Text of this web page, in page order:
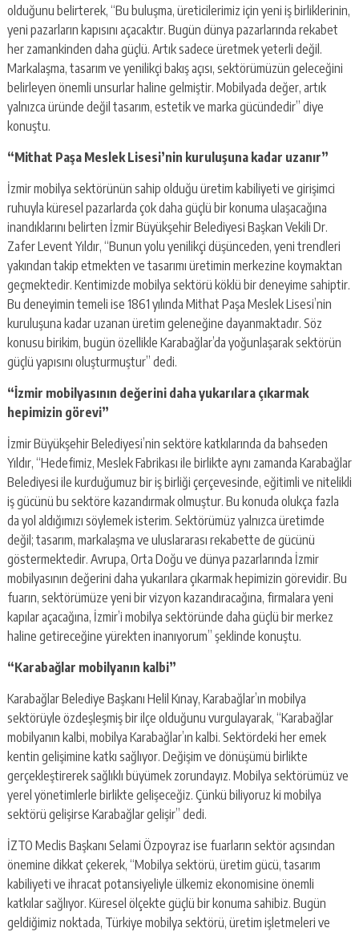
olduğunu belirterek, “Bu buluşma, üreticilerimiz için yeni iş birliklerinin,
yeni pazarların kapısını açacaktır. Bugün dünya pazarlarında rekabet
her zamankinden daha güçlü. Artık sadece üretmek yeterli değil.
Markalaşma, tasarım ve yenilikçi bakış açısı, sektörümüzün geleceğini
belirleyen önemli unsurlar haline gelmiştir. Mobilyada değer, artık
yalnızca üründe değil tasarım, estetik ve marka gücündedir” diye
konuştu.
“Mithat Paşa Meslek Lisesi’nin kuruluşuna kadar uzanır”
İzmir mobilya sektörünün sahip olduğu üretim kabiliyeti ve girişimci
ruhuyla küresel pazarlarda çok daha güçlü bir konuma ulaşacağına
inandıklarını belirten İzmir Büyükşehir Belediyesi Başkan Vekili Dr.
Zafer Levent Yıldır, “Bunun yolu yenilikçi düşünceden, yeni trendleri
yakından takip etmekten ve tasarımı üretimin merkezine koymaktan
geçmektedir. Kentimizde mobilya sektörü köklü bir deneyime sahiptir.
Bu deneyimin temeli ise 1861 yılında Mithat Paşa Meslek Lisesi’nin
kuruluşuna kadar uzanan üretim geleneğine dayanmaktadır. Söz
konusu birikim, bugün özellikle Karabağlar’da yoğunlaşarak sektörün
güçlü yapısını oluşturmuştur” dedi.
“İzmir mobilyasının değerini daha yukarılara çıkarmak
hepimizin görevi”
İzmir Büyükşehir Belediyesi’nin sektöre katkılarında da bahseden
Yıldır, “Hedefimiz, Meslek Fabrikası ile birlikte aynı zamanda Karabağlar
Belediyesi ile kurduğumuz bir iş birliği çerçevesinde, eğitimli ve nitelikli
iş gücünü bu sektöre kazandırmak olmuştur. Bu konuda olukça fazla
da yol aldığımızı söylemek isterim. Sektörümüz yalnızca üretimde
değil; tasarım, markalaşma ve uluslararası rekabette de gücünü
göstermektedir. Avrupa, Orta Doğu ve dünya pazarlarında İzmir
mobilyasının değerini daha yukarılara çıkarmak hepimizin görevidir. Bu
fuarın, sektörümüze yeni bir vizyon kazandıracağına, firmalara yeni
kapılar açacağına, İzmir’i mobilya sektöründe daha güçlü bir merkez
haline getireceğine yürekten inanıyorum” şeklinde konuştu.
“Karabağlar mobilyanın kalbi”
Karabağlar Belediye Başkanı Helil Kınay, Karabağlar’ın mobilya
sektörüyle özdeşleşmiş bir ilçe olduğunu vurgulayarak, “Karabağlar
mobilyanın kalbi, mobilya Karabağlar’ın kalbi. Sektördeki her emek
kentin gelişimine katkı sağlıyor. Değişim ve dönüşümü birlikte
gerçekleştirerek sağlıklı büyümek zorundayız. Mobilya sektörümüz ve
yerel yönetimlerle birlikte gelişeceğiz. Çünkü biliyoruz ki mobilya
sektörü gelişirse Karabağlar gelişir” dedi.
İZTO Meclis Başkanı Selami Özpoyraz ise fuarların sektör açısından
önemine dikkat çekerek, “Mobilya sektörü, üretim gücü, tasarım
kabiliyeti ve ihracat potansiyeliyle ülkemiz ekonomisine önemli
katkılar sağlıyor. Küresel ölçekte güçlü bir konuma sahibiz. Bugün
geldiğimiz noktada, Türkiye mobilya sektörü, üretim işletmeleri ve